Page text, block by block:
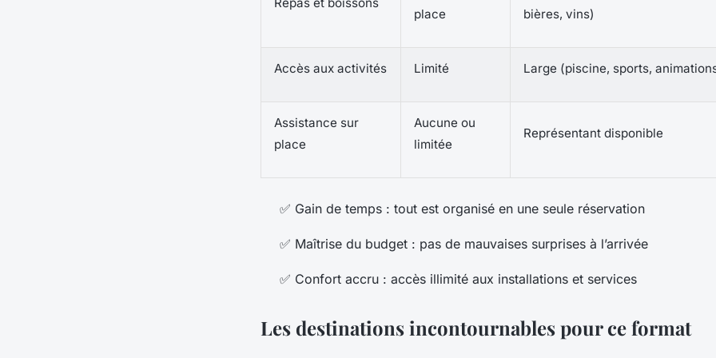
place bières, vins)
Accès aux activités Limité Large (piscine, sports,
Assistance sur
place
Aucune ou
limitée
Représentant disponible
✅ Gain de temps : tout est organisé en une seule réservation
✅ Maîtrise du budget : pas de mauvaises surprises à l’arrivée
✅ Confort accru : accès illimité aux installations et services
Les destinations incontournables pour ce format